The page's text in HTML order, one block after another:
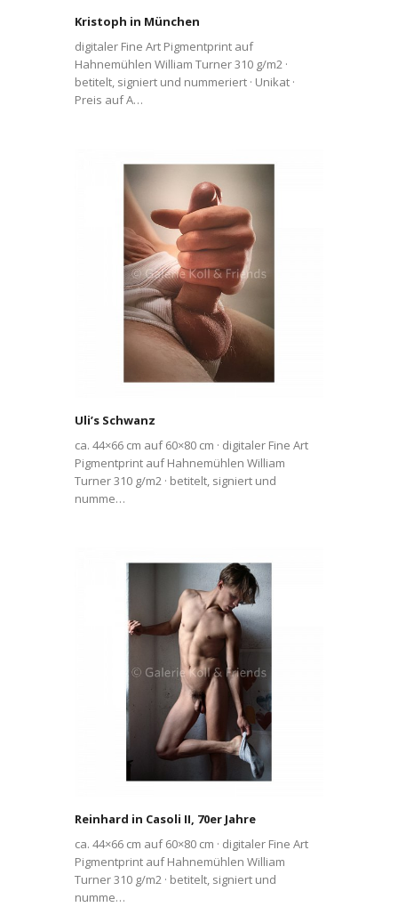
Kristoph in München
digitaler Fine Art Pigmentprint auf
Hahnemühlen William Turner 310 g/m2 ·
betitelt, signiert und nummeriert · Unikat ·
Preis auf A…
Uli’s Schwanz
ca. 44×66 cm auf 60×80 cm · digitaler Fine Art
Pigmentprint auf Hahnemühlen William
Turner 310 g/m2 · betitelt, signiert und
numme…
Reinhard in Casoli II, 70er Jahre
ca. 44×66 cm auf 60×80 cm · digitaler Fine Art
Pigmentprint auf Hahnemühlen William
Turner 310 g/m2 · betitelt, signiert und
numme…